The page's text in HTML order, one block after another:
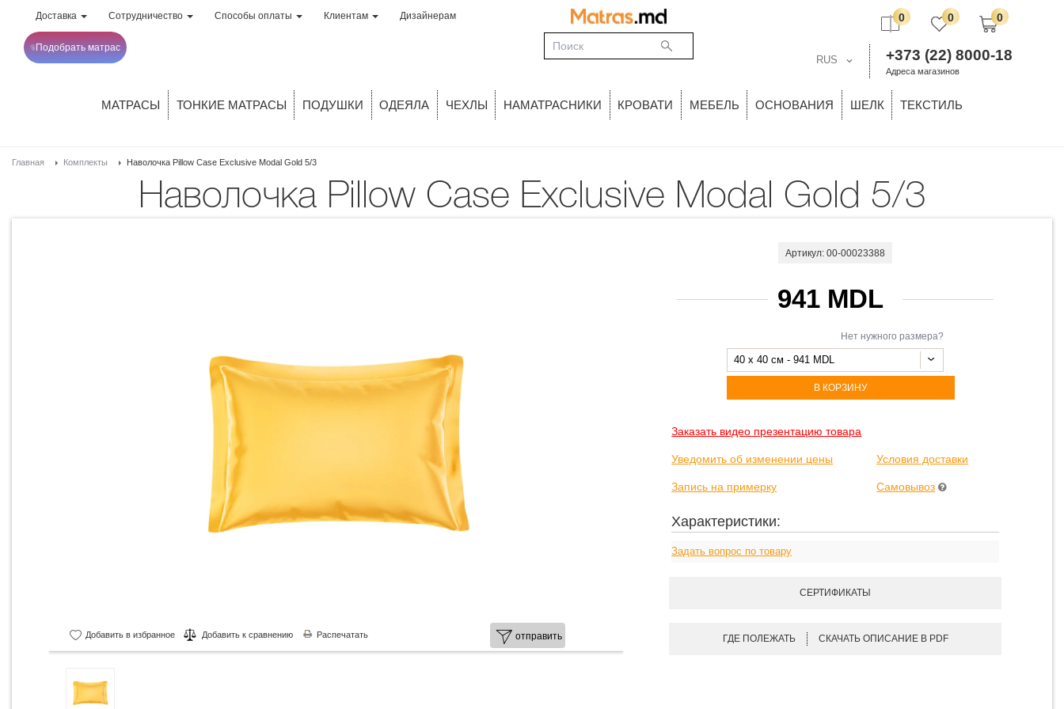
Доставка Сотрудничество Способы оплаты Клиентам Дизайнерам
Подобрать матрас
0
0
0
+373 (22) 8000-18
Адреса магазинов
RUS
МАТРАСЫ ТОНКИЕ МАТРАСЫ ПОДУШКИ ОДЕЯЛА ЧЕХЛЫ НАМАТРАСНИКИ КРОВАТИ МЕБЕЛЬ ОСНОВАНИЯ ШЕЛК ТЕКСТИЛЬ
Главная Комплекты Наволочка Pillow Case Exclusive Modal Gold 5/3
Наволочка Pillow Case Exclusive Modal Gold 5/3
отправить
Добавить в избранное Добавить к сравнению Распечатать
Артикул: 00-00023388
941 MDL
Нет нужного размера?
40 x 40 см - 941 MDL
В КОРЗИНУ
Заказать видео презентацию товара
Уведомить об изменении цены Условия доставки
Запись на примерку Самовывоз
Характеристики:
Задать вопрос по товару
СЕРТИФИКАТЫ
ГДЕ ПОЛЕЖАТЬ СКАЧАТЬ ОПИСАНИЕ В PDF